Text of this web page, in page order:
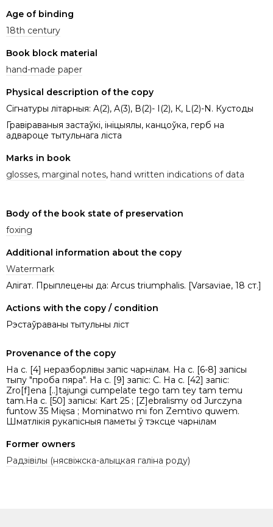
Age of binding
18th century
Book block material
hand-made paper
Physical description of the copy
Сігнатуры літарныя: A(2), A(3), В(2)- І(2), К, L(2)-N. Кустоды
Гравіраваныя застаўкі, ініцыялы, канцоўка, герб на
адвароце тытульнага ліста
Marks in book
glosses, marginal notes, hand written indications of data
Body of the book state of preservation
foxing
Additional information about the copy
Watermark
Алігат. Прыплецены да: Arcus triumphalis. [Varsaviae, 18 ст.]
Actions with the copy / condition
Рэстаўраваны тытульны ліст
Provenance of the copy
На с. [4] неразборлівы запіс чарнілам. На с. [6-8] запісы
тыпу "проба пяра". На с. [9] запіс: С. На с. [42] запіс:
Zro[f]ena [..]tajungi cumpelate tego tam tey tam temu
tam.На с. [50] запісы: Kart 25 ; [Z]ebralismy od Jurczyna
funtow 35 Mięsa ; Mominatwo mi fon Zemtivo quwem.
Шматлікія рyкапісныя паметы ў тэксце чарнілам
Former owners
Радзівілы (нясвіжска-алыцкая галіна роду)